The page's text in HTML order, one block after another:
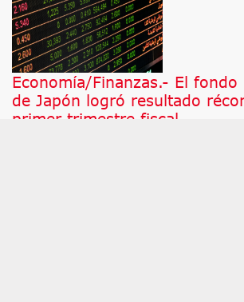
Economía/Finanzas.- El fondo
de Japón logró resultado
primer trimestre fiscal